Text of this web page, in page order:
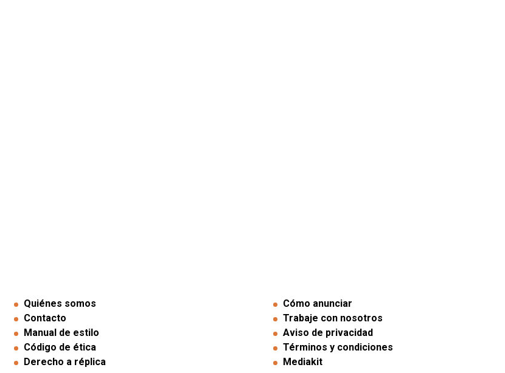
Quiénes somos
Contacto
Manual de estilo
Código de ética
Derecho a réplica
Cómo anunciar
Trabaje con nosotros
Aviso de privacidad
Términos y condiciones
Mediakit